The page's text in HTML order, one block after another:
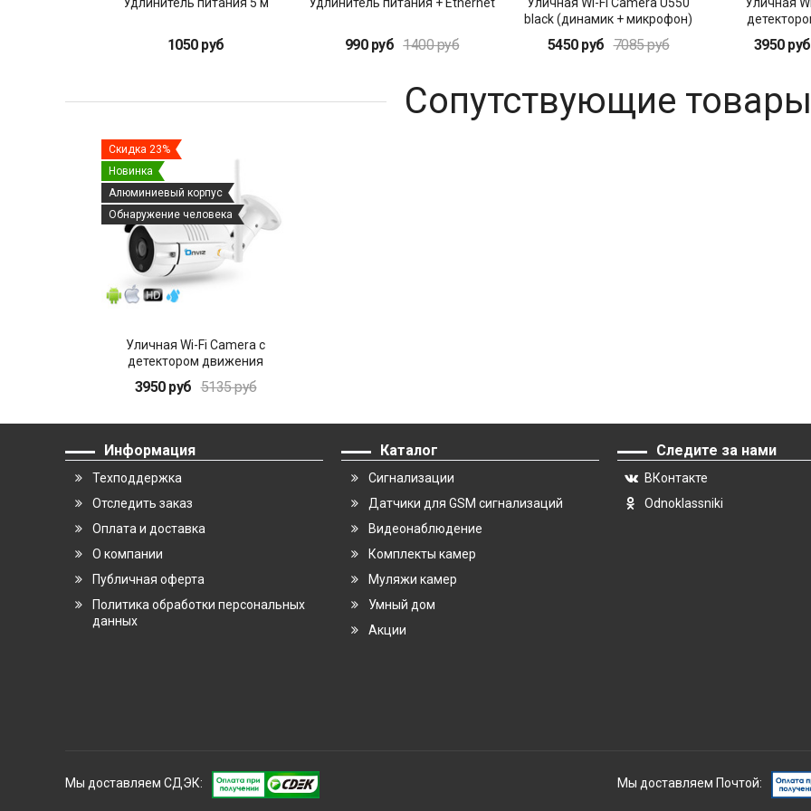
Удлинитель питания 5 м
1050 руб
Удлинитель питания + Ethernet
990 руб 1400 руб
Уличная Wi-Fi Camera U550
black (динамик + микрофон)
5450 руб 7085 руб
Уличная
3950 руб
Сопутствующие товары
Скидка 23%
Новинка
Алюминиевый корпус
Обнаружение человека
Уличная Wi-Fi Camera с
детектором движения
человека
3950 руб 5135 руб
Информация
Техподдержка
Отследить заказ
Оплата и доставка
О компании
Публичная оферта
Политика обработки персональных
данных
Каталог
Сигнализации
Датчики для GSM сигнализаций
Видеонаблюдение
Комплекты камер
Муляжи камер
Умный дом
Акции
Следите за нами
ВКонтакте
Odnoklassniki
Мы доставляем СДЭК: Мы доставляем Почтой: